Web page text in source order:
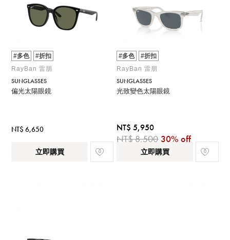
#多色
#折扣
RayBan 雷朋
SUNGLASSES
偏光太陽眼鏡
NT$ 6,650
立即購買
#多色
#折扣
RayBan 雷朋
SUNGLASSES
光致變色太陽眼鏡
NT$ 5,950
NT$ 8,500 30% off
立即購買